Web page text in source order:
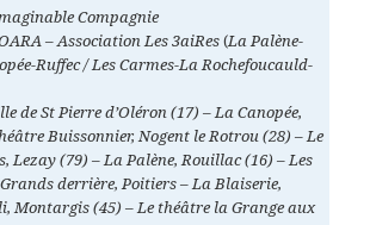
Compagnie
– Association Les 3aiRes(La Palène-
Ruffec / Les Carmes-La Rochefoucauld-
de St Pierre d’Oléron (17) – La Canopée,
Buissonnier, Nogent le Rotrou (28) – Le
Lezay (79) – La Palène, Rouillac (16) – Les
derrière, Poitiers – La Blaiserie,
Montargis (45) – Le théâtre la Grange aux